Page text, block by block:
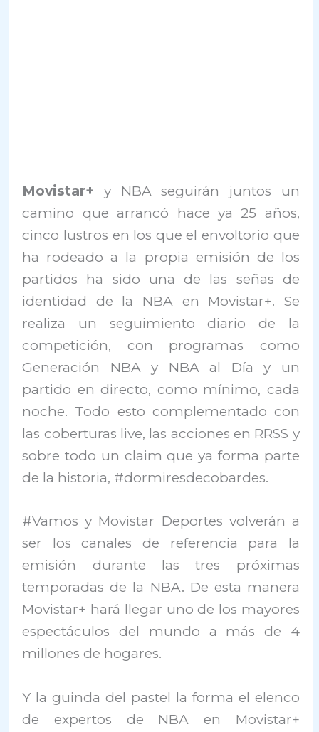
Movistar+ y NBA seguirán juntos un
camino que arrancó hace ya 25 años,
cinco lustros en los que el envoltorio que
ha rodeado a la propia emisión de los
partidos ha sido una de las señas de
identidad de la NBA en Movistar+. Se
realiza un seguimiento diario de la
competición, con programas como
Generación NBA y NBA al Día y un
partido en directo, como mínimo, cada
noche. Todo esto complementado con
las coberturas live, las acciones en RRSS y
sobre todo un claim que ya forma parte
de la historia, #dormiresdecobardes.
#Vamos y Movistar Deportes volverán a
ser los canales de referencia para la
emisión durante las tres próximas
temporadas de la NBA. De esta manera
Movistar+ hará llegar uno de los mayores
espectáculos del mundo a más de 4
millones de hogares.
Y la guinda del pastel la forma el elenco
de expertos de NBA en Movistar+